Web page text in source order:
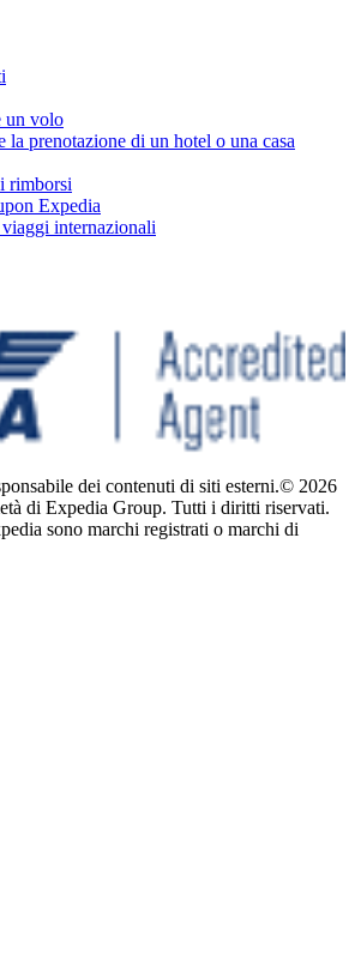
un volo
la prenotazione di un hotel o una casa
rimborsi
Expedia
internazionali
dei contenuti di siti esterni.© 2026
di Expedia Group. Tutti i diritti riservati.
sono marchi registrati o marchi di